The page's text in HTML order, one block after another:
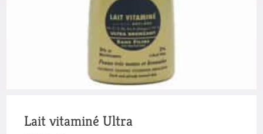
Lait vitaminé Ultra